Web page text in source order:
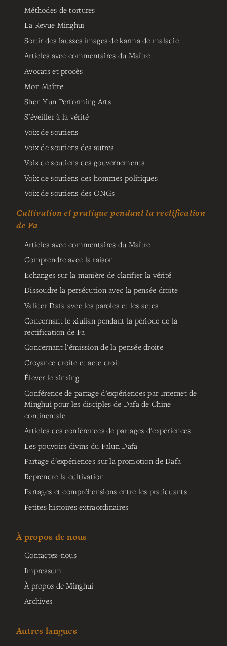
Méthodes de tortures
La Revue Minghui
Sortir des fausses images de karma de maladie
Articles avec commentaires du Maître
Avocats et procès
Mon Maître
Shen Yun Performing Arts
S’éveiller à la vérité
Voix de soutiens
Voix de soutiens des autres
Voix de soutiens des gouvernements
Voix de soutiens des hommes politiques
Voix de soutiens des ONGs
Cultivation et pratique pendant la rectification
de Fa
Articles avec commentaires du Maître
Comprendre avec la raison
Echanges sur la manière de clarifier la vérité
Dissoudre la persécution avec la pensée droite
Valider Dafa avec les paroles et les actes
Concernant le xiulian pendant la période de la
rectification de Fa
Concernant l'émission de la pensée droite
Croyance droite et acte droit
Élever le xinxing
Conférence de partage d’expériences par Internet de
Minghui pour les disciples de Dafa de Chine
continentale
Articles des conférences de partages d'expériences
Les pouvoirs divins du Falun Dafa
Partage d'expériences sur la promotion de Dafa
Reprendre la cultivation
Partages et compréhensions entre les pratiquants
Petites histoires extraordinaires
À propos de nous
Contactez-nous
Impressum
À propos de Minghui
Archives
Autres langues